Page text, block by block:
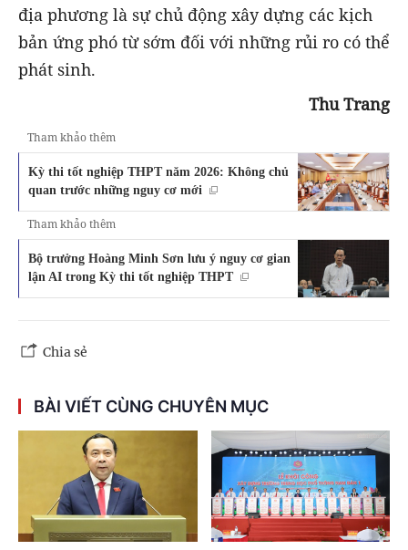
địa phương là sự chủ động xây dựng các kịch
bản ứng phó từ sớm đối với những rủi ro có thể
phát sinh.
Thu Trang
Tham khảo thêm
Kỳ thi tốt nghiệp THPT năm 2026: Không chủ
quan trước những nguy cơ mới
Tham khảo thêm
Bộ trưởng Hoàng Minh Sơn lưu ý nguy cơ gian
lận AI trong Kỳ thi tốt nghiệp THPT
Chia sẻ
BÀI VIẾT CÙNG CHUYÊN MỤC